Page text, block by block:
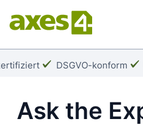
Zum
Hauptinhalt
Häkchen:
DSGVO-konform
Ask the